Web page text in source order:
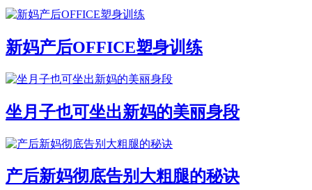
新妈产后OFFICE塑身训练
坐月子也可坐出新妈的美丽身段
产后新妈彻底告别大粗腿的秘诀